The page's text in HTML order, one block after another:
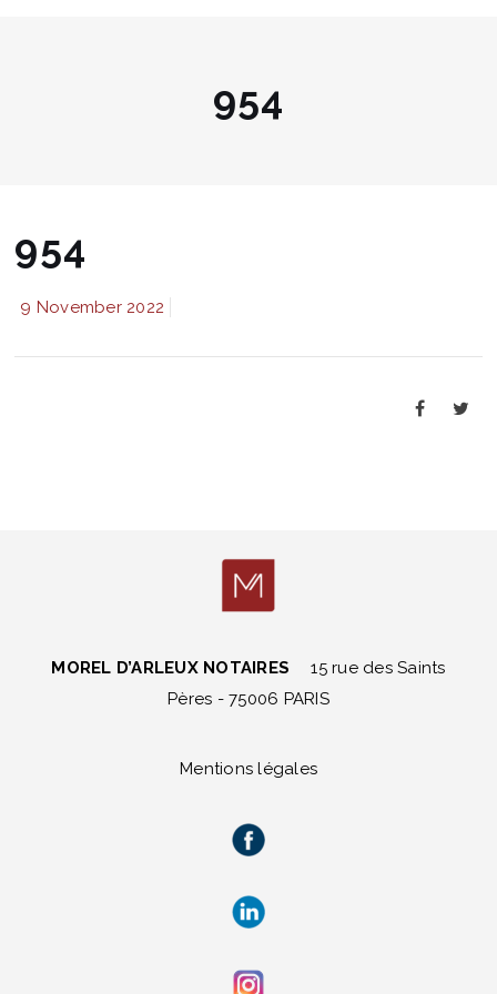
954
954
9 November 2022
MOREL D’ARLEUX NOTAIRES
15 rue des Saints
Pères - 75006 PARIS
Mentions légales